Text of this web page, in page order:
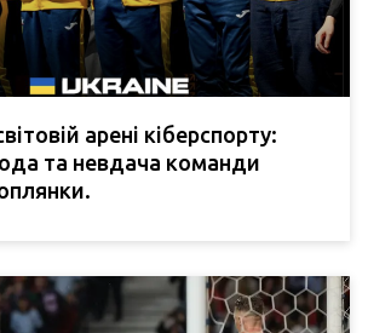
арені кіберспорту:
та невдача команди